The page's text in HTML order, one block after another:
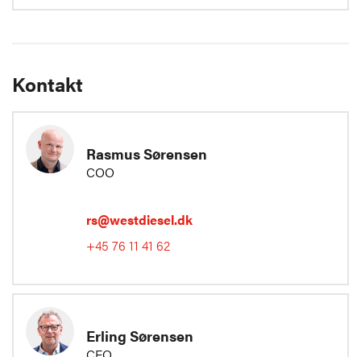
Kontakt
Rasmus Sørensen
COO
rs@westdiesel.dk
+45 76 11 41 62
Erling Sørensen